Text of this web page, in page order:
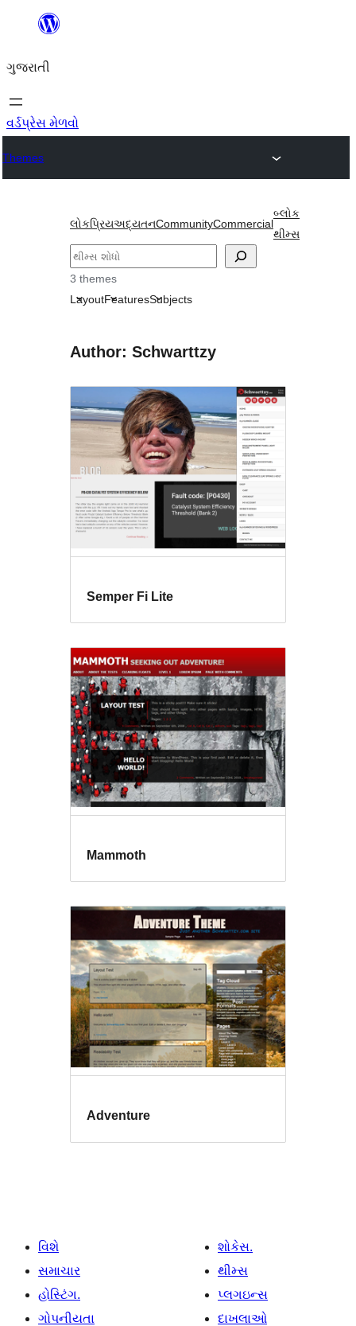
કંટેન્ટ(લખાણ)
જાઓ
ગુજરાતી
વર્ડપ્રેસ મેળવો
Themes
લોકપ્રિયઅદ્યતનCommunityCommercial
બ્લોક
થીમ્સ
શોધો
3 themes
LayoutFeaturesSubjects
Author: Schwarttzy
Semper Fi Lite
Mammoth
Adventure
વિશે
સમાચાર
હોસ્ટિંગ.
ગોપનીયતા
શોકેસ.
થીમ્સ
પ્લગઇન્સ
દાખલાઓ